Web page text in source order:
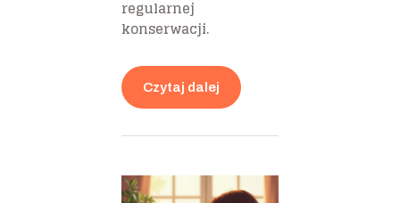
regularnej
konserwacji.
Czytaj dalej